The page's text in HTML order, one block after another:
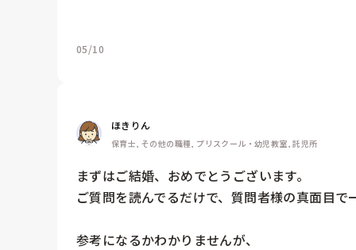
05/10
ほきりん
保育士, その他の職種, プリスクール・幼児教室, 託児所
まずはご結婚、おめでとうございます。
ご質問を読んでるだけで、質問者様の真面目
参考になるかわかりませんが、